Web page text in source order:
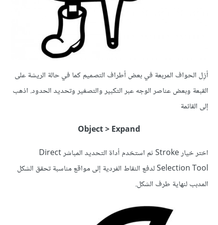
أزِل الحواف المربعة في بعض أطراف التصميم كما في حالة الريشة على
القبعة وبعض عناصر الوجه عبر التكبير والتصغير وتحديد الحدود. اذهب
إلى القائمة
Object > Expand
اختر خيار Stroke ثم استخدم أداة التحديد المباشر Direct
Selection Tool لدفع النقاط الفردية إلى مواقع مناسبة تحقق الشكل
المدبب لنهاية طرف الشكل.